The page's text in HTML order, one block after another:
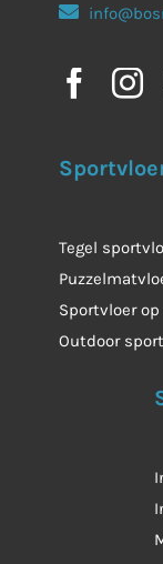
Tegel
Sportvloer op
Outdoor